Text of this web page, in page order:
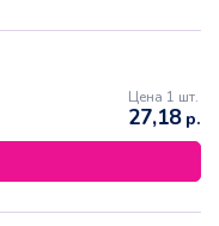
Цена 1 шт.
27,18р.